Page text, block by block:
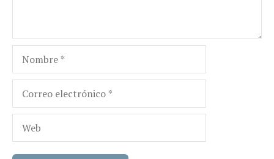
Nombre
Correo
electrónico
Web